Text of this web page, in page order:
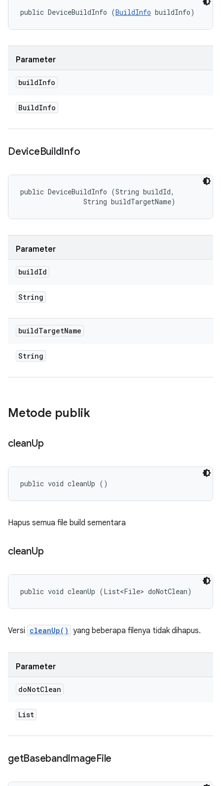
public DeviceBuildInfo (BuildInfo buildInfo)
Parameter
buildInfo
BuildInfo
DeviceBuildInfo
public DeviceBuildInfo (String buildId,
                String buildTargetName)
Parameter
buildId
String
buildTargetName
String
Metode publik
cleanUp
public void cleanUp ()
Hapus semua file build sementara
cleanUp
public void cleanUp (List<File> doNotClean)
Versi cleanUp() yang beberapa filenya tidak dihapus.
Parameter
doNotClean
List
getBasebandImageFile